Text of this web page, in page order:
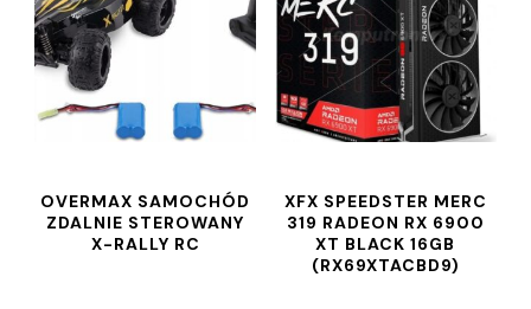
OVERMAX SAMOCHÓD
ZDALNIE STEROWANY
X-RALLY RC
XFX SPEEDSTER MERC
319 RADEON RX 6900
XT BLACK 16GB
(RX69XTACBD9)